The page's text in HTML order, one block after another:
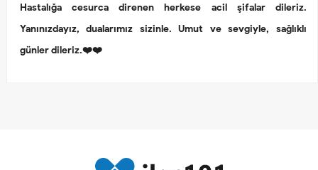
Hastalığa cesurca direnen herkese acil şifalar dileriz.
Yanınızdayız, dualarımız sizinle. Umut ve sevgiyle, sağlıklı
günler dileriz.❤️❤️